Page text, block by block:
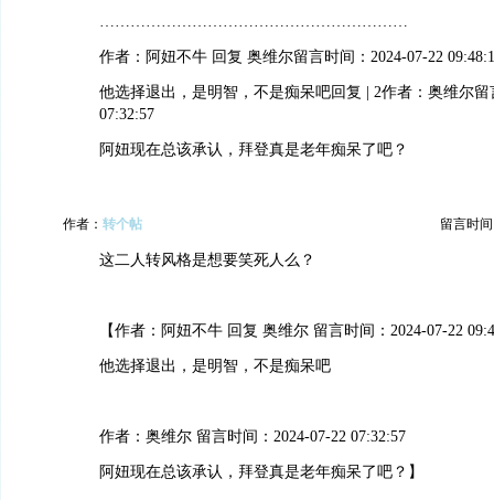
……………………………………………………
作者：阿妞不牛 回复 奥维尔留言时间：2024-07-22
他选择退出，是明智，不是痴呆吧回复 | 2作者：奥维尔留
07:32:57
阿妞现在总该承认，拜登真是老年痴呆了吧？
作者： 转个帖 留言时间
这二人转风格是想要笑死人么？
【作者：阿妞不牛 回复 奥维尔 留言时间：2024-07-22
他选择退出，是明智，不是痴呆吧
作者：奥维尔 留言时间：2024-07-22 07:32:57
阿妞现在总该承认，拜登真是老年痴呆了吧？】